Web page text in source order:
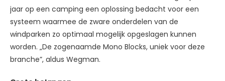
jaar op een camping een oplossing bedacht voor een
systeem waarmee de zware onderdelen van de
windparken zo optimaal mogelijk opgeslagen kunnen
worden. „De zogenaamde Mono Blocks, uniek voor deze
branche”, aldus Wegman.